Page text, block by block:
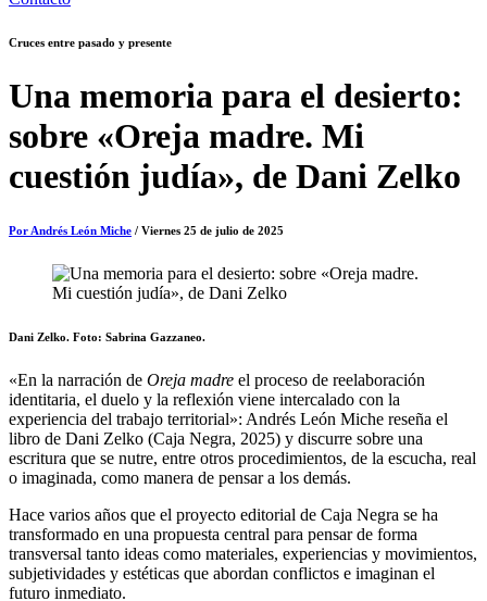
Cruces entre pasado y presente
Una memoria para el desierto:
sobre «Oreja madre. Mi
cuestión judía», de Dani Zelko
Por Andrés León Miche / Viernes 25 de julio de 2025
Dani Zelko. Foto: Sabrina Gazzaneo.
«En la narración de Oreja madre el proceso de reelaboración
identitaria, el duelo y la reflexión viene intercalado con la
experiencia del trabajo territorial»: Andrés León Miche reseña el
libro de Dani Zelko (Caja Negra, 2025) y discurre sobre una
escritura que se nutre, entre otros procedimientos, de la escucha, real
o imaginada, como manera de pensar a los demás.
Hace varios años que el proyecto editorial de Caja Negra se ha
transformado en una propuesta central para pensar de forma
transversal tanto ideas como materiales, experiencias y movimientos,
subjetividades y estéticas que abordan conflictos e imaginan el
futuro inmediato.